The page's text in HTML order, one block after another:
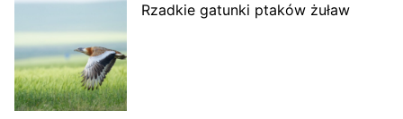
Rzadkie gatunki ptaków żuław